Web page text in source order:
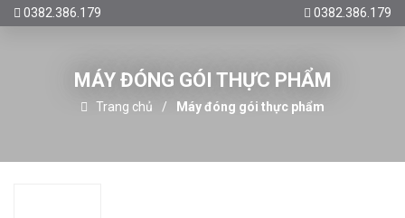
0382.386.179 0382.386.179
MÁY ĐÓNG GÓI THỰC PHẨM
Trang chủ Máy đóng gói thực phẩm